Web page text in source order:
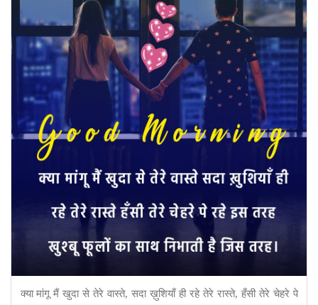
क्या मांगू मैं खुदा से तेरे वास्ते, सदा ख़ुशियाँ ही रहे तेरे रास्ते, हँसी तेरे चेहरे पे